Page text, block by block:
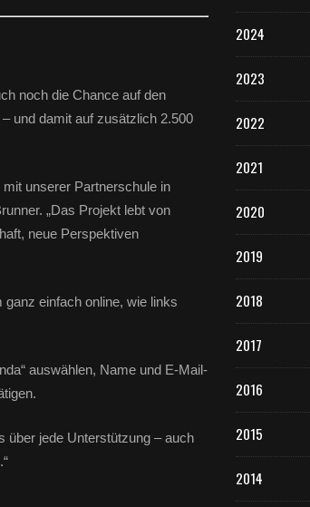
noch die Chance auf den
– und damit auf zusätzlich 2.500
unserer Partnerschule in
„Das Projekt lebt von
neue Perspektiven
einfach online, wie links
auswählen, Name und E-Mail-
über jede Unterstützung – auch
2024
2023
2022
2021
2020
2019
2018
2017
2016
2015
2014